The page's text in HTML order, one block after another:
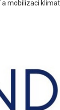
mobilizaci